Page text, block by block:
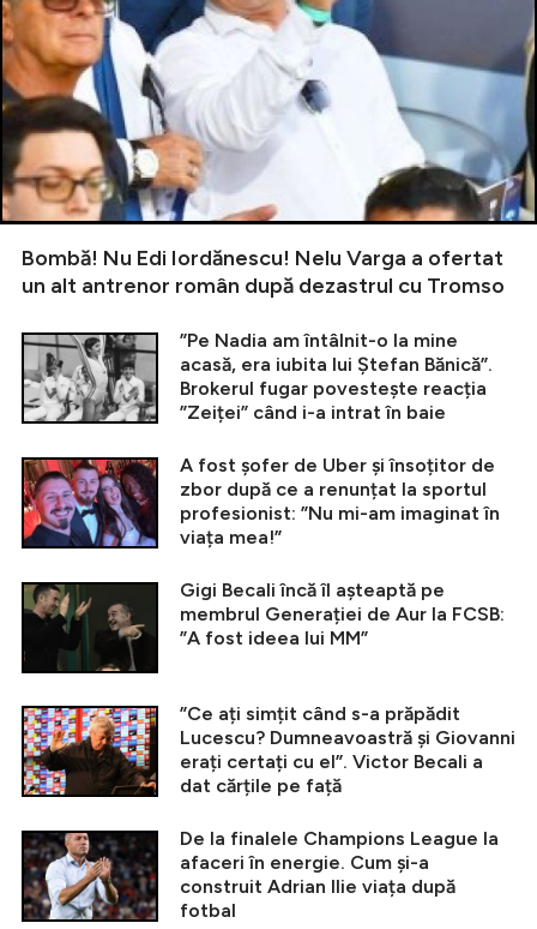
Bombă! Nu Edi Iordănescu! Nelu Varga a ofertat
un alt antrenor român după dezastrul cu Tromso
”Pe Nadia am întâlnit-o la mine
acasă, era iubita lui Ștefan Bănică”.
Brokerul fugar povestește reacția
”Zeiței” când i-a intrat în baie
A fost șofer de Uber și însoțitor de
zbor după ce a renunțat la sportul
profesionist: ”Nu mi-am imaginat în
viața mea!”
Gigi Becali încă îl așteaptă pe
membrul Generației de Aur la FCSB:
”A fost ideea lui MM”
”Ce ați simțit când s-a prăpădit
Lucescu? Dumneavoastră și Giovanni
erați certați cu el”. Victor Becali a
dat cărțile pe față
De la finalele Champions League la
afaceri în energie. Cum și-a
construit Adrian Ilie viața după
fotbal